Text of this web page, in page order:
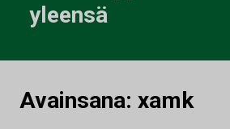
yleensä
Avainsana: xamk